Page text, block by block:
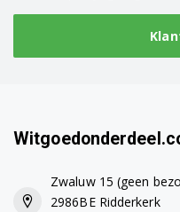
Zwaluw 15 (geen
2986BE Ridderkerk